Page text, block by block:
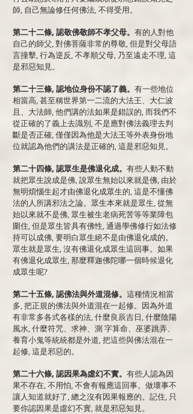
師, 自己無論修任何佛法, 不得受用。
第二十二條, 認敬佛敬師不孝父母。 有的人對他
自己的師父, 對佛菩薩非常的尊敬, 但是對父母語
言撞擊, 行為逆反, 不孝順父母, 乃至遠走不理, 這
是邪惡知見。
第二十三條, 認地位身份不認了義。 有一些地位
相當高, 甚至稱世界第一二流的大法王、大仁波
且、大法師, 他們講的法如果是錯誤的, 而我們不
從正確的了義上去識別, 不是應對佛法義理去判
斷是否正確, 僅僅因為他是大法王等外表身份地
位就認為他們的講法是正確的, 這是邪惡知見。
第二十四條, 認眾生是佛退化成。 有些人動不動
就把眾生說成是佛, 說眾生無始以來就是佛, 由於
無明煩惱生起才由佛退化成眾生的, 這是不懂佛
法的人所講邪法之論。眾生本來就是眾生, 從無
始以來就不是佛, 眾生被生老病死苦等等業障包
圍住, 但是眾生皆具有佛性, 通過學佛修行如法修
持可以成佛, 要明白眾生絕不是由佛退化成的。
眾生就是眾生, 沒有佛退化成眾生這回事。如果
有佛退化成眾生, 那麼釋迦佛陀哪一個時候退化
成眾生呢?
第二十五條, 認佛法與外道混修。 這種情況相當
多, 把正規的佛法與外道混在一起修。因為外道
有非常多各式各樣的法, 什麼良辰吉日, 什麼陰陽
風水, 什麼符咒、求神、測 字算命、巫婆跳弄、
養育小鬼等統統都是外道, 把這些與佛法混在一
起修, 這是邪惡的。
第二十六條, 認因果為虛幻不實。 有些人認為因
果不存在, 不用怕, 不會有報應這回事。做壞事不
讓人知道就好了, 總之沒有因果報應的。記住, 只
要你認因果是虛幻不實, 就是邪惡知見。